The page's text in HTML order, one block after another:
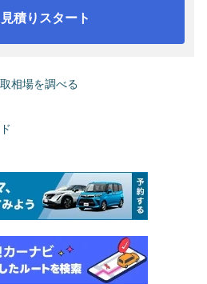
見積りスタート
相場を調べる